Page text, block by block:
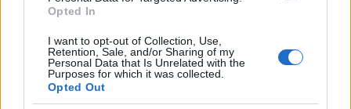
Opted In
I want to opt-out of Collection, Use,
Retention, Sale, and/or Sharing of my
Personal Data that Is Unrelated with the
Purposes for which it was collected.
Opted Out
a sor többi borától, mégis úgy alakult, hogy ez lett a
hétpontos villanásokkal és -potenciállal.
(4950 Ft,
Bortársaság)
Oremus Mandolás Furmint 2018